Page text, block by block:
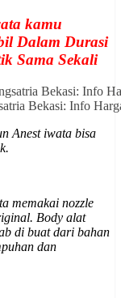
kamu
Dalam Durasi
Sama Sekali
Bekasi: Info
Anest iwata bisa
memakai nozzle
Body alat
di buat dari bahan
dan